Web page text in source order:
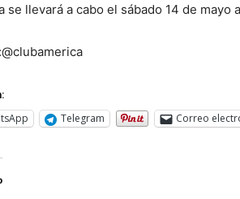
se llevará a cabo el sábado 14 de mayo
Telegram Correo